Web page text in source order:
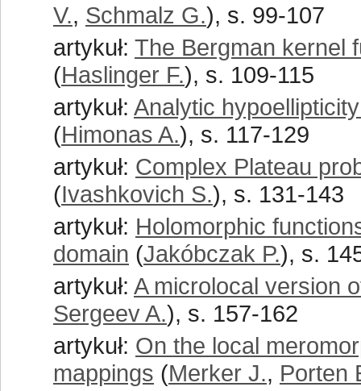
V., Schmalz G.), s. 99-107
artykuł: The Bergman kernel
(Haslinger F.), s. 109-115
artykuł: Analytic
(Himonas A.), s. 117-129
artykuł: Complex Plateau
(Ivashkovich S.), s. 131-143
artykuł: Holomorphic
domain (Jakóbczak P.), s.
artykuł: A microlocal version
Sergeev A.), s. 157-162
artykuł: On the local
mappings (Merker J., Porten